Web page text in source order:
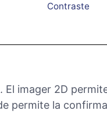
Contraste
imager 2D
permite la